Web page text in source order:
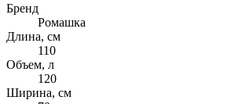
Бренд
Ромашка
Длина, см
110
Объем, л
120
Ширина, см